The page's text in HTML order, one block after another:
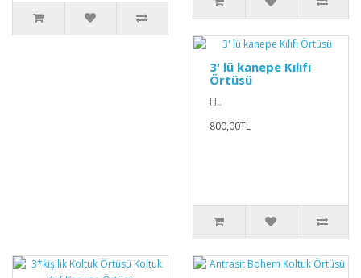
3' lü kanepe Kılıfı
Örtüsü
H..
800,00TL